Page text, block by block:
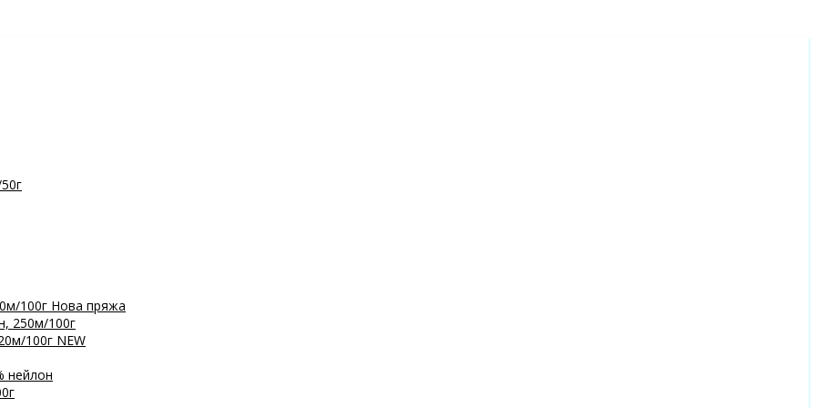
100г Нова пряжа
250м/100г
100г NEW
нейлон